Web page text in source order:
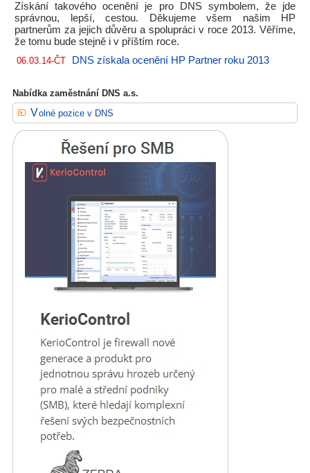
Získání takového ocenění je pro DNS symbolem, že jde
správnou, lepší, cestou. Děkujeme všem našim HP
partnerům za jejich důvěru a spolupráci v roce 2013. Věříme,
že tomu bude stejně i v příštím roce.
06.03.14-ČT DNS získala ocenění HP Partner roku 2013
Nabídka zaměstnání DNS a.s.
Volné pozice v DNS